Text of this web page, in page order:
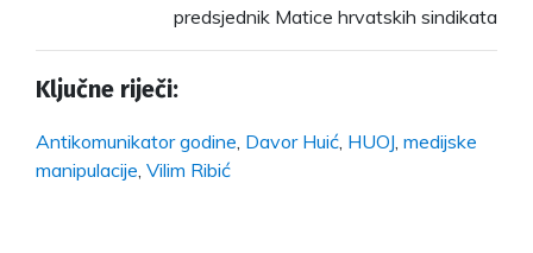
predsjednik Matice hrvatskih sindikata
Ključne riječi:
Antikomunikator godine Davor Huić HUOJ medijske
manipulacije Vilim Ribić